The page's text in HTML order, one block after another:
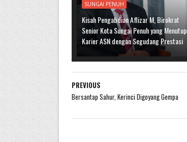
SUNGAI PENUH
Kisah Pengabdian Aflizar M, Birokrat
Senior Kota Sungai Penuh yang Menutup
Karier ASN dengan Segudang Prestasi
PREVIOUS
Bersantap Sahur, Kerinci Digoyang Gempa